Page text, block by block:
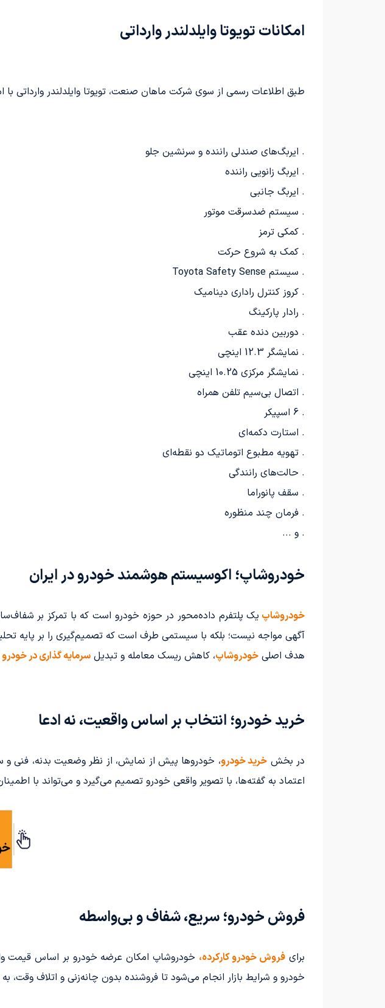
امکانات تویوتا وایلدلندر وارداتی
طبق اطلاعات رسمی از سوی شرکت ماهان صنعت، تویوتا وایلدلندر وارداتی
. ایربگ‌های صندلی راننده و سرنشین جلو
. ایربگ زانویی راننده
. ایربگ جانبی
. سیستم ضدسرقت موتور
. کمکی ترمز
. کمک به شروع حرکت
. سیستم Toyota Safety Sense
. کروز کنترل راداری دینامیک
. رادار پارکینگ
. دوربین دنده عقب
. نمایشگر 12.3 اینچی
. نمایشگر مرکزی 10.25 اینچی
. اتصال بی‌سیم تلفن همراه
. 6 اسپیکر
. استارت دکمه‌ای
. تهویه مطبوع اتوماتیک دو نقطه‌ای
. حالت‌های رانندگی
. سقف پانوراما
. فرمان چند منظوره
. و ...
خودروشاپ؛ اکوسیستم هوشمند خودرو در ایران
خودروشاپ یک پلتفرم داده‌محور در حوزه خودرو است که با تمرکز بر
آگهی مواجه نیست؛ بلکه با سیستمی طرف است که تصمیم‌گیری را بر پایه
هدف اصلی خودروشاپ، کاهش ریسک معامله و تبدیل سرمایه گذاری در خودرو
خرید خودرو؛ انتخاب بر اساس واقعیت، نه ادعا
در بخش خرید خودرو، خودروها پیش از نمایش، از نظر وضعیت بدنه، فنی
اعتماد به گفته‌ها، با تصویر واقعی خودرو تصمیم می‌گیرد و می‌تواند با
فروش خودرو؛ سریع، شفاف و بی‌واسطه
برای فروش خودرو کارکرده، خودروشاپ امکان عرضه خودرو بر اساس قیمت
خودرو و شرایط بازار انجام می‌شود تا فروشنده بدون چانه‌زنی و اتلاف وقت،